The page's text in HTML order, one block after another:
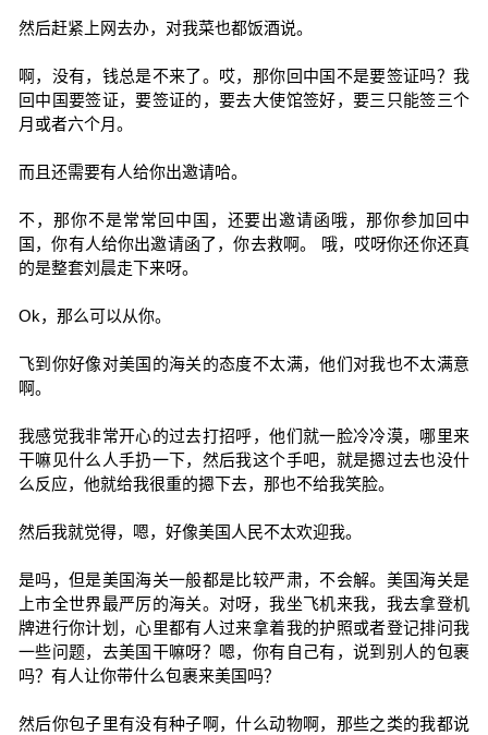
然后赶紧上网去办，对我菜也都饭酒说。
啊，没有，钱总是不来了。哎，那你回中国不是要签证吗？我
回中国要签证，要签证的，要去大使馆签好，要三只能签三个
月或者六个月。
而且还需要有人给你出邀请哈。
不，那你不是常常回中国，还要出邀请函哦，那你参加回中
国，你有人给你出邀请函了，你去救啊。 哦，哎呀你还你还真
的是整套刘晨走下来呀。
Ok，那么可以从你。
飞到你好像对美国的海关的态度不太满，他们对我也不太满意
啊。
我感觉我非常开心的过去打招呼，他们就一脸冷冷漠，哪里来
干嘛见什么人手扔一下，然后我这个手吧，就是摁过去也没什
么反应，他就给我很重的摁下去，那也不给我笑脸。
然后我就觉得，嗯，好像美国人民不太欢迎我。
是吗，但是美国海关一般都是比较严肃，不会解。美国海关是
上市全世界最严厉的海关。对呀，我坐飞机来我，我去拿登机
牌进行你计划，心里都有人过来拿着我的护照或者登记排问我
一些问题，去美国干嘛呀？嗯，你有自己有，说到别人的包裹
吗？有人让你带什么包裹来美国吗？
然后你包子里有没有种子啊，什么动物啊，那些之类的我都说